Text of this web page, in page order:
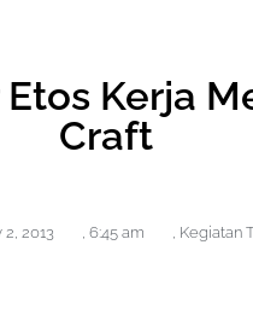
Kerja
Craft
2, 2013 , 6:45 am , Kegiatan